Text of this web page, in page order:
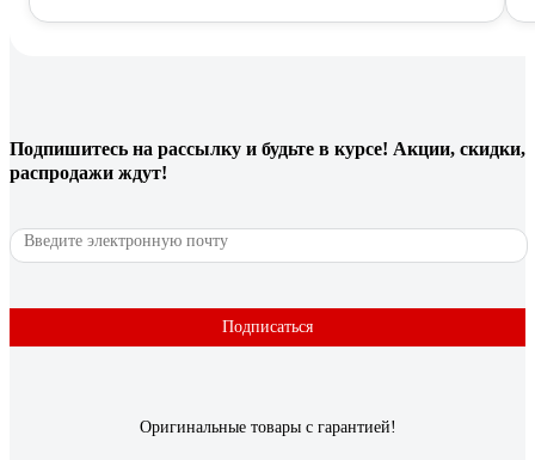
Подпишитесь на рассылку и будьте в курсе! Акции, скидки,
распродажи ждут!
Подписаться
Оригинальные товары с гарантией!